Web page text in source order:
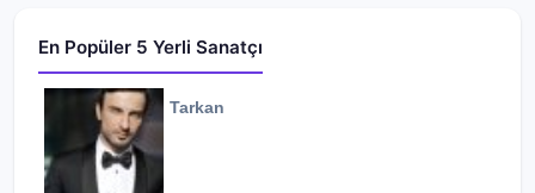
En Popüler 5 Yerli Sanatçı
Tarkan